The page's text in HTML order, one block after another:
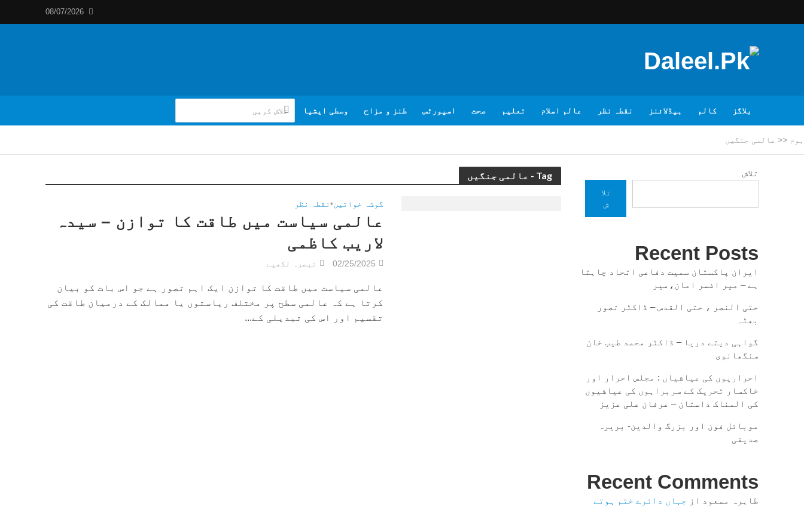
08/07/2026
بلاگز کالم ہیڈلائنز نقطہ نظر عالم اسلام تعلیم صحت اسپورٹس طنز و مزاح وسطی ایشیا
ہوم << عالمی جنگیں
Tag - عالمی جنگیں
گوشہ خواتین• نقطہ نظر
عالمی سیاست میں طاقت کا توازن – سیدہ
لاریب کاظمی
02/25/2025 تبصرہ لکھیے
عالمی سیاست میں طاقت کا توازن ایک اہم تصور ہے جو اس بات کو بیان
کرتا ہے کہ عالمی سطح پر مختلف ریاستوں یا ممالک کے درمیان طاقت کی
تقسیم اور اس کی تبدیلی کے...
تلاش
تلا
ش
Recent Posts
ایران پاکستان سمیت دفاعی اتحاد چاہتا
ہے – میر افسر امان،میر
حتی النصر ، حتی القدس – ڈاکٹر تصور
بھٹہ
گواہی دیتے دریا – ڈاکٹر محمد طیب خان
سنگھانوی
احراریوں کی عیاشیاں : مجلس احرار اور
خاکسار تحریک کے سربراہوں کی عیاشیوں
کی المناک داستان – عرفان علی عزیز
موبائل فون اور بزرگ والدین- بریرہ
صدیقی
Recent Comments
طاہرہ مسعود از جہاں دائرے ختم ہوتے